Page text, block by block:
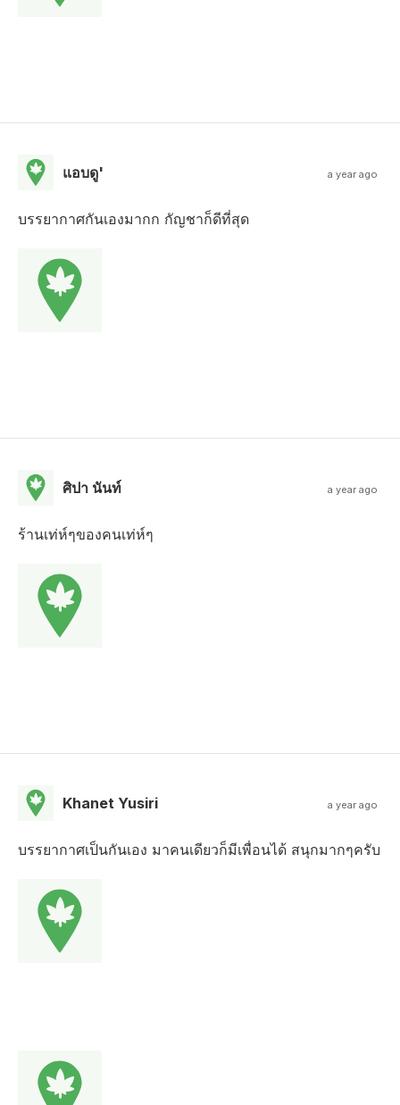
แอบดู' a year ago
บรรยากาศกันเองมากก กัญชาก็ดีที่สุด
ศิปา นันท์ a year ago
ร้านเท่ห์ๆของคนเท่ห์ๆ
Khanet Yusiri a year ago
บรรยากาศเป็นกันเอง มาคนเดียวก็มีเพื่อนได้ สนุกมากๆครับ